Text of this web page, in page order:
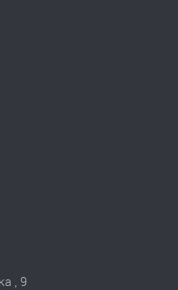
, 9